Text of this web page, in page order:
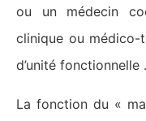
ou un médecin
clinique ou médico-
d’unité fonctionnelle
La fonction du «